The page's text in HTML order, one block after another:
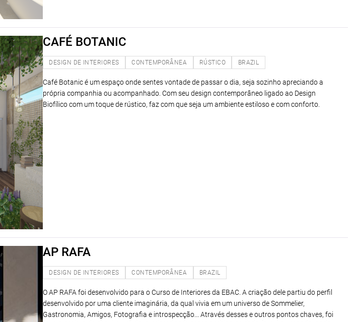
CAFÉ BOTANIC
DESIGN DE INTERIORES CONTEMPORÂNEA RÚSTICO BRAZIL
Café Botanic é um espaço onde sentes vontade de passar o dia, seja sozinho apreciando a
própria companhia ou acompanhado. Com seu design contemporâneo ligado ao Design
Biofílico com um toque de rústico, faz com que seja um ambiente estiloso e com conforto.
AP RAFA
DESIGN DE INTERIORES CONTEMPORÂNEA BRAZIL
O AP RAFA foi desenvolvido para o Curso de Interiores da EBAC. A criação dele partiu do perfil
desenvolvido por uma cliente imaginária, da qual vivia em um universo de Sommelier,
Gastronomia, Amigos, Fotografia e introspecção... Através desses e outros pontos chaves, foi